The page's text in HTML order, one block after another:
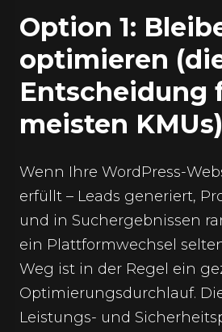
Option 1:
optimieren
Entscheidung
meisten KMUs)
Wenn Ihre WordPress-
erfüllt – Leads generiert,
und in Suchergebnissen
ein Plattformwechsel
Weg ist in der Regel ein
Optimierungsdurchlauf.
Leistungs- und